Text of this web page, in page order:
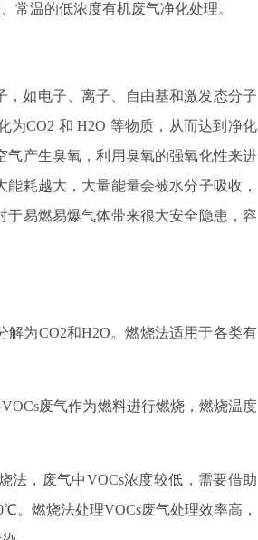
常温的低浓度有机废气净化处理。
如电子、离子、自由基和激发态分子
为CO2 和 H2O 等物质，从而达到净化
气产生臭氧，利用臭氧的强氧化性来进
耗越大，大量能量会被水分子吸收，
于易燃易爆气体带来很大安全隐患，容
为CO2和H2O。燃烧法适用于各类有
废气作为燃料进行燃烧，燃烧温度
法，废气中VOCs浓度较低，需要借助
。燃烧法处理VOCs废气处理效率高，